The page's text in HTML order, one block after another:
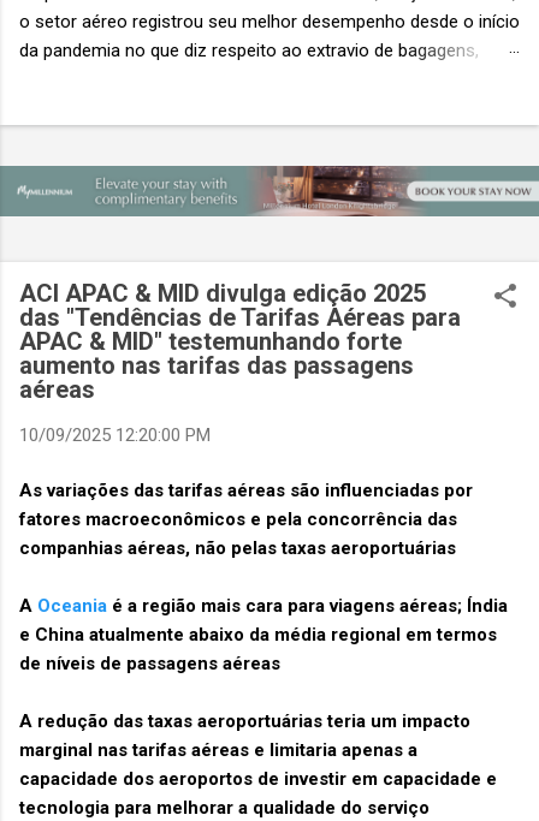
o setor aéreo registrou seu melhor desempenho desde o início
da pandemia no que diz respeito ao extravio de bagagens,
“Baggage IT Insights” de 2026 da SITA, a 20ª edição anual
desse importante estudo de referência à indústria. (© SITA)
custa ao setor US$ 6,3 bilhões anualmente. Cada mala
extraviada acarreta um custo médio de US$ 260. Com um
lucro líquido médio de apenas US$ 8 por passageiro, uma mala
extraviada anula o lucro de mais de 30 assentos vendidos, e
cinco anulam o lucro de um voo inteiro. O núme...
ACI APAC & MID divulga edição 2025
das "Tendências de Tarifas Aéreas para
APAC & MID" testemunhando forte
aumento nas tarifas das passagens
aéreas
10/09/2025 12:20:00 PM
As variações das tarifas aéreas são influenciadas por
fatores macroeconômicos e pela concorrência das
companhias aéreas, não pelas taxas aeroportuárias
A Oceania é a região mais cara para viagens aéreas; Índia
e China atualmente abaixo da média regional em termos
de níveis de passagens aéreas
A redução das taxas aeroportuárias teria um impacto
marginal nas tarifas aéreas e limitaria apenas a
capacidade dos aeroportos de investir em capacidade e
tecnologia para melhorar a qualidade do serviço